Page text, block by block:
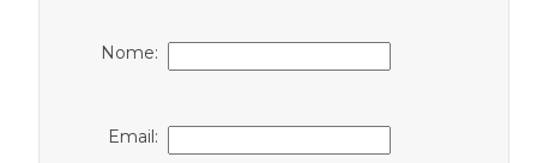
Nome:
Email: